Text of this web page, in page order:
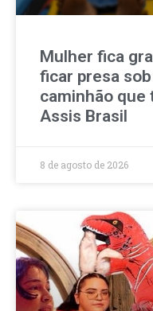
Mulher fica
ficar presa
caminhão que
Assis Brasil
8 de agosto de 2026